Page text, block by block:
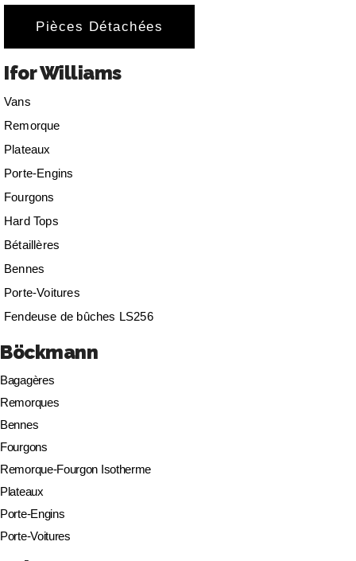
Pièces Détachées
Ifor Williams
Vans
Remorque
Plateaux
Porte-Engins
Fourgons
Hard Tops
Bétaillères
Bennes
Porte-Voitures
Fendeuse de bûches LS256
Böckmann
Bagagères
Remorques
Bennes
Fourgons
Remorque-Fourgon Isotherme
Plateaux
Porte-Engins
Porte-Voitures